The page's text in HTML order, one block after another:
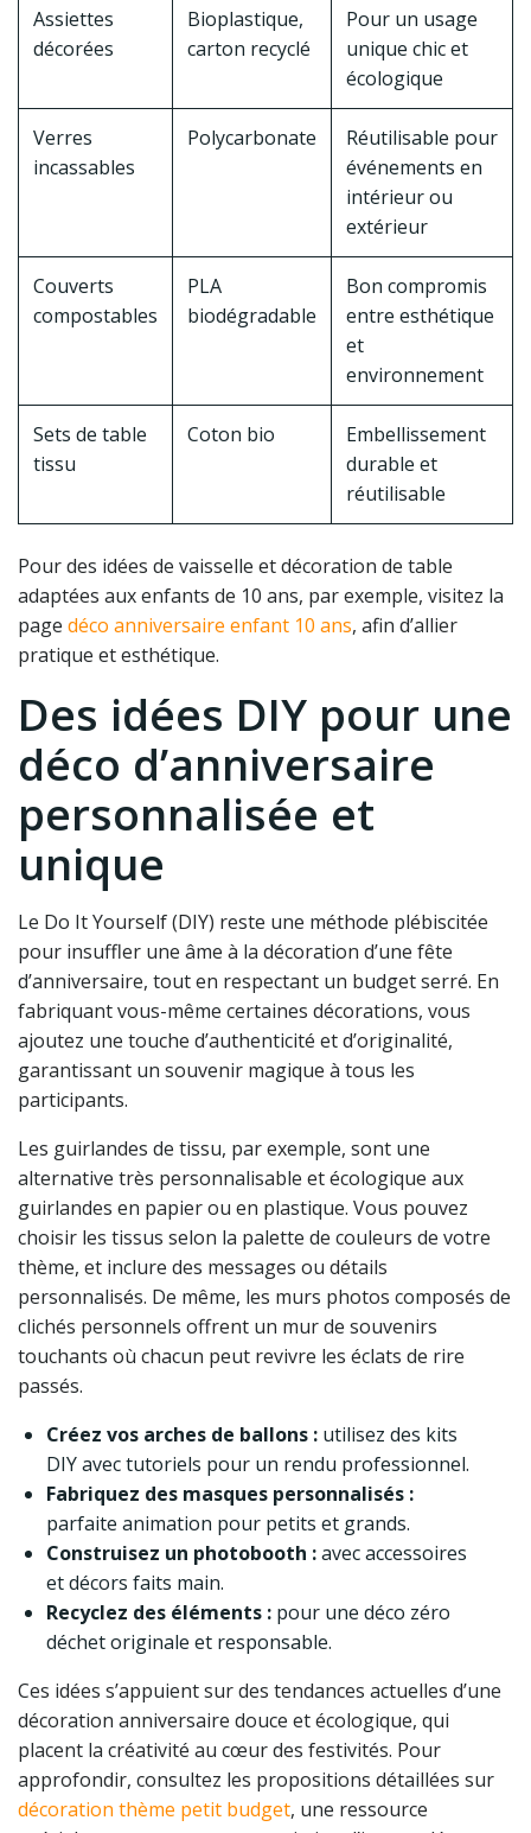
Assiettes
décorées
Bioplastique,
carton recyclé
Pour un usage
unique chic et
écologique
Verres
incassables
Polycarbonate
Réutilisable pour
événements en
intérieur ou
extérieur
Couverts
compostables
PLA
biodégradable
Bon compromis
entre esthétique
et
environnement
Sets de table
tissu
Coton bio
Embellissement
durable et
réutilisable
Pour des idées de vaisselle et décoration de table
adaptées aux enfants de 10 ans, par exemple, visitez la
page déco anniversaire enfant 10 ans, afin d’allier
pratique et esthétique.
Des idées DIY pour une
déco d’anniversaire
personnalisée et
unique
Le Do It Yourself (DIY) reste une méthode plébiscitée
pour insuffler une âme à la décoration d’une fête
d’anniversaire, tout en respectant un budget serré. En
fabriquant vous-même certaines décorations, vous
ajoutez une touche d’authenticité et d’originalité,
garantissant un souvenir magique à tous les
participants.
Les guirlandes de tissu, par exemple, sont une
alternative très personnalisable et écologique aux
guirlandes en papier ou en plastique. Vous pouvez
choisir les tissus selon la palette de couleurs de votre
thème, et inclure des messages ou détails
personnalisés. De même, les murs photos composés de
clichés personnels offrent un mur de souvenirs
touchants où chacun peut revivre les éclats de rire
passés.
Créez vos arches de ballons : utilisez des kits
DIY avec tutoriels pour un rendu professionnel.
Fabriquez des masques personnalisés :
parfaite animation pour petits et grands.
Construisez un photobooth :avec accessoires
et décors faits main.
Recyclez des éléments : pour une déco zéro
déchet originale et responsable.
Ces idées s’appuient sur des tendances actuelles d’une
décoration anniversaire douce et écologique, qui
placent la créativité au cœur des festivités. Pour
approfondir, consultez les propositions détaillées sur
décoration thème petit budget, une ressource